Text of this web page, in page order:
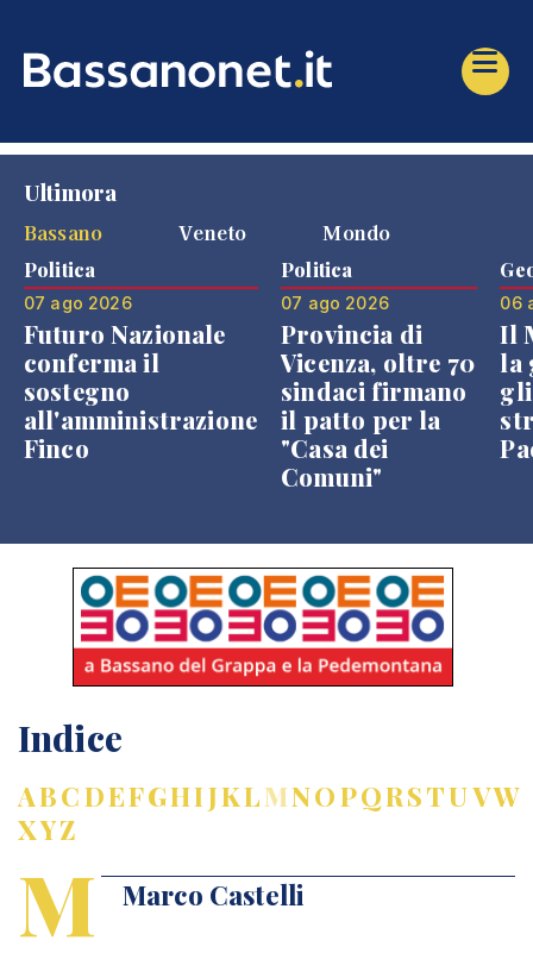
Ultimora
Bassano
Veneto Mondo
Politica
07 ago 2026
Futuro Nazionale
conferma il
sostegno
all'amministrazione
Finco
Politica
07 ago 2026
Provincia di
Vicenza, oltre 70
sindaci firmano
il patto per la
"Casa dei
Comuni"
06
Il
la
Indice
ABCDEFGHIJKLMNOPQRSTUVW
XYZ
M Marco Castelli